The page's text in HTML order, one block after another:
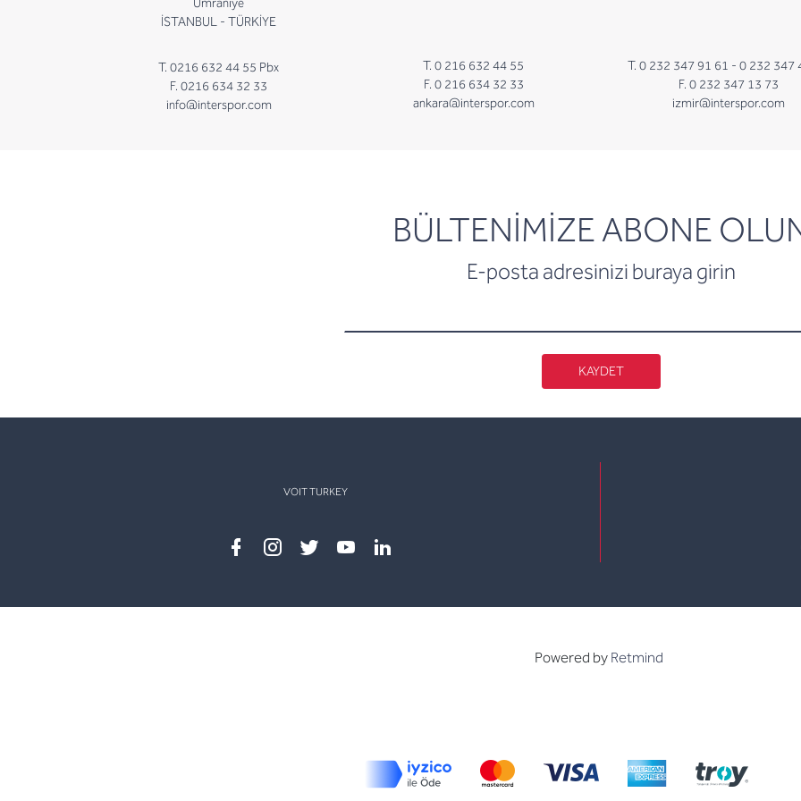
İSTANBUL - TÜRKİYE
T. 0216 632 44 55 Pbx
F. 0216 634 32 33
info@interspor.com
T. 0 216 632 44 55
F. 0 216 634 32 33
ankara@interspor.com
T. 0 232 347 91 61 - 0 232 347
F. 0 232 347 13 73
izmir@interspor.com
BÜLTENİMİZE ABONE
E-posta adresinizi buraya girin
newsletter
KAYDET
VOIT TURKEY
Powered by Retmind